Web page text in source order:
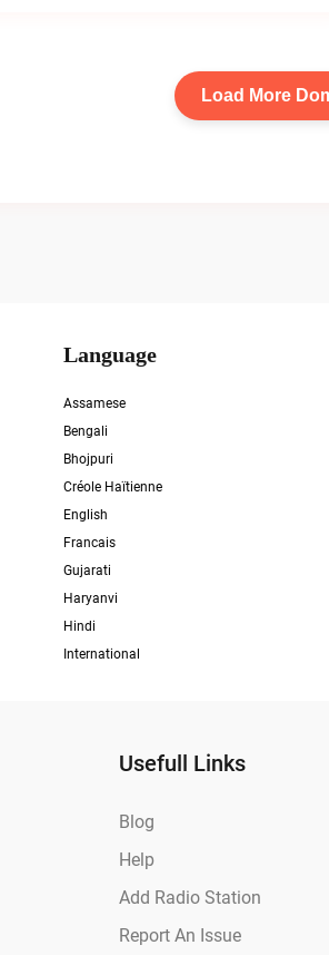
Load More
Language
Assamese
Bengali
Bhojpuri
Créole Haïtienne
English
Francais
Gujarati
Haryanvi
Hindi
International
Usefull Links
Blog
Help
Add Radio Station
Report An Issue